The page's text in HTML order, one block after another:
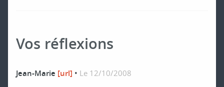
Vos réflexions
Jean-Marie [url] • Le 12/10/2008